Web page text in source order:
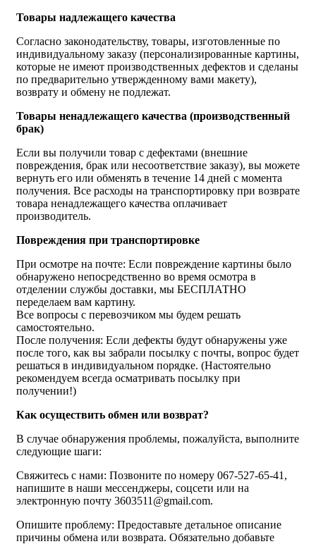
Товары надлежащего качества
Согласно законодательству, товары, изготовленные по
индивидуальному заказу (персонализированные картины,
которые не имеют производственных дефектов и сделаны
по предварительно утвержденному вами макету),
возврату и обмену не подлежат.
Товары ненадлежащего качества (производственный
брак)
Если вы получили товар с дефектами (внешние
повреждения, брак или несоответствие заказу), вы можете
вернуть его или обменять в течение 14 дней с момента
получения. Все расходы на транспортировку при возврате
товара ненадлежащего качества оплачивает
производитель.
Повреждения при транспортировке
При осмотре на почте: Если повреждение картины было
обнаружено непосредственно во время осмотра в
отделении службы доставки, мы БЕСПЛАТНО
переделаем вам картину.
Все вопросы с перевозчиком мы будем решать
самостоятельно.
После получения: Если дефекты будут обнаружены уже
после того, как вы забрали посылку с почты, вопрос будет
решаться в индивидуальном порядке. (Настоятельно
рекомендуем всегда осматривать посылку при
получении!)
Как осуществить обмен или возврат?
В случае обнаружения проблемы, пожалуйста, выполните
следующие шаги:
Свяжитесь с нами: Позвоните по номеру 067-527-65-41,
напишите в наши мессенджеры, соцсети или на
электронную почту 3603511@gmail.com.
Опишите проблему: Предоставьте детальное описание
причины обмена или возврата. Обязательно добавьте